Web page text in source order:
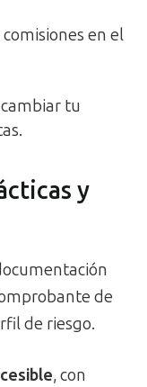
en el
tu
y
de
de riesgo.
, con